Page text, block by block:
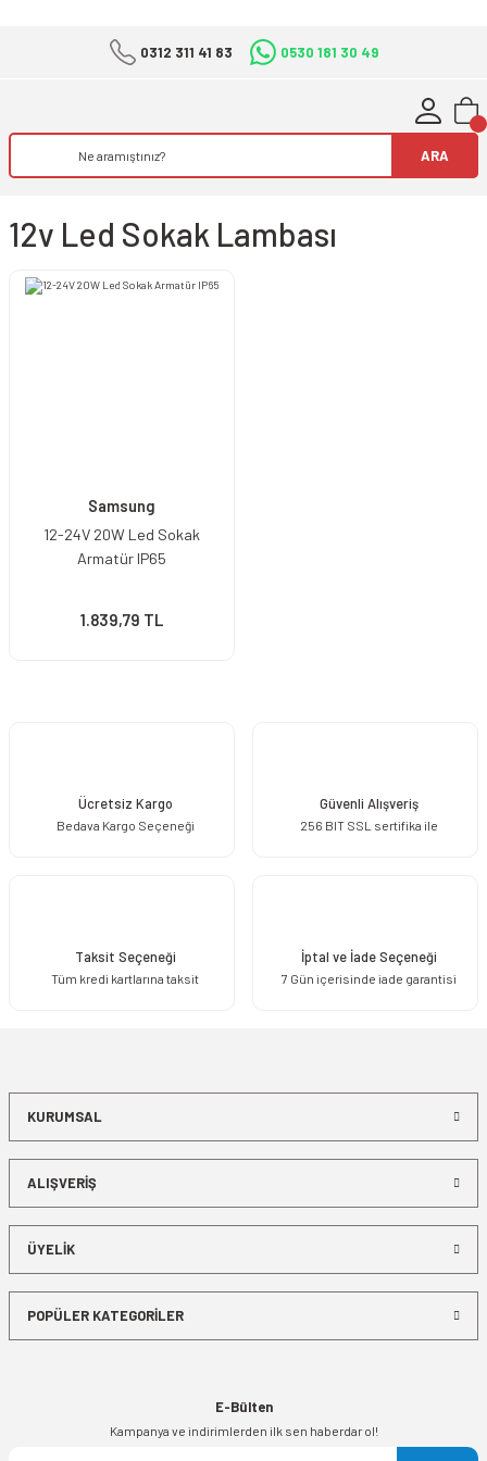
0312 311 41 83 0530 181 30 49
ARA
12v Led Sokak Lambası
Samsung
12-24V 20W Led Sokak
Armatür IP65
1.839,79 TL
Ücretsiz Kargo
Bedava Kargo Seçeneği
Güvenli Alışveriş
256 BIT SSL sertifika ile
Taksit Seçeneği
Tüm kredi kartlarına taksit
İptal ve İade Seçeneği
7 Gün içerisinde iade garantisi
KURUMSAL
ALIŞVERİŞ
ÜYELİK
POPÜLER KATEGORİLER
E-Bülten
Kampanya ve indirimlerden ilk sen haberdar ol!